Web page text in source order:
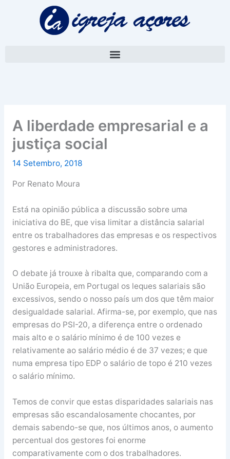
A liberdade empresarial e a
justiça social
14 Setembro, 2018
Por Renato Moura
Está na opinião pública a discussão sobre uma
iniciativa do BE, que visa limitar a distância salarial
entre os trabalhadores das empresas e os respectivos
gestores e administradores.
O debate já trouxe à ribalta que, comparando com a
União Europeia, em Portugal os leques salariais são
excessivos, sendo o nosso país um dos que têm maior
desigualdade salarial. Afirma-se, por exemplo, que nas
empresas do PSI-20, a diferença entre o ordenado
mais alto e o salário mínimo é de 100 vezes e
relativamente ao salário médio é de 37 vezes; e que
numa empresa tipo EDP o salário de topo é 210 vezes
o salário mínimo.
Temos de convir que estas disparidades salariais nas
empresas são escandalosamente chocantes, por
demais sabendo-se que, nos últimos anos, o aumento
percentual dos gestores foi enorme
comparativamente com o dos trabalhadores.